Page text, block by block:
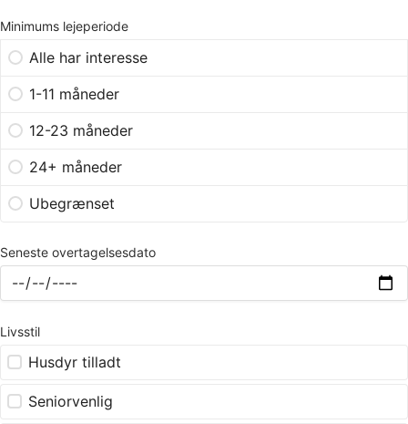
Minimums lejeperiode
Alle har interesse
1-11 måneder
12-23 måneder
24+ måneder
Ubegrænset
Seneste overtagelsesdato
Livsstil
Husdyr tilladt
Seniorvenlig